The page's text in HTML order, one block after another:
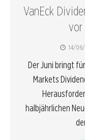
VanEck
vor
14/
Der Juni bringt
Markets
halbjährlichen